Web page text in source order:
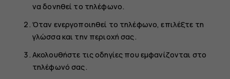
να δονηθεί το τηλέφωνο.
Όταν ενεργοποιηθεί το τηλέφωνο, επιλέξτε τη
γλώσσα και την περιοχή σας.
Ακολουθήστε τις οδηγίες που εμφανίζονται στο
τηλέφωνό σας.